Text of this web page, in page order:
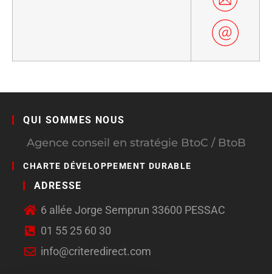
QUI SOMMES NOUS
Agence conseil en stratégie BtoC / BtoB
CHARTE DÉVELOPPEMENT DURABLE
ADRESSE
6 allée Jorge Semprun 33600 PESSAC
01 55 25 60 30
info@criteredirect.com